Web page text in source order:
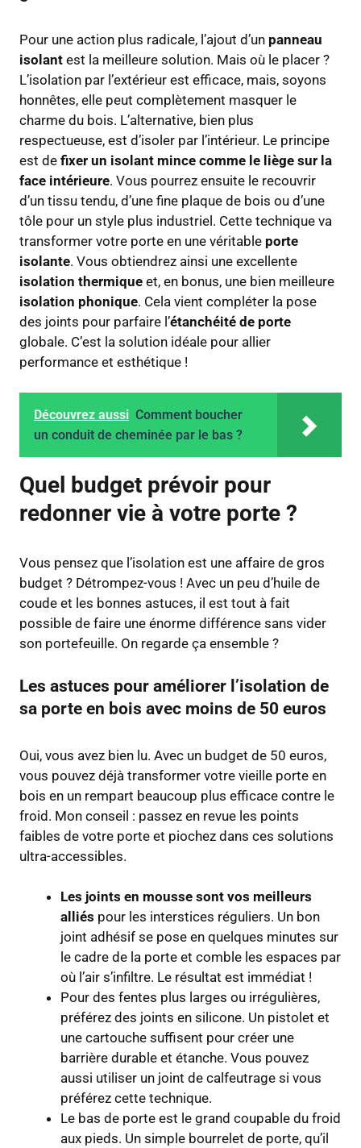
Pour une action plus radicale, l’ajout d’un panneau
isolant est la meilleure solution. Mais où le placer ?
L’isolation par l’extérieur est efficace, mais, soyons
honnêtes, elle peut complètement masquer le
charme du bois. L’alternative, bien plus
respectueuse, est d’isoler par l’intérieur. Le principe
est de fixer un isolant mince comme le liège sur la
face intérieure. Vous pourrez ensuite le recouvrir
d’un tissu tendu, d’une fine plaque de bois ou d’une
tôle pour un style plus industriel. Cette technique va
transformer votre porte en une véritable porte
isolante. Vous obtiendrez ainsi une excellente
isolation thermique et, en bonus, une bien meilleure
isolation phonique. Cela vient compléter la pose
des joints pour parfaire l’étanchéité de porte
globale. C’est la solution idéale pour allier
performance et esthétique !
Découvrez aussi Comment boucher
un conduit de cheminée par le bas ?
Quel budget prévoir pour
redonner vie à votre porte ?
Vous pensez que l’isolation est une affaire de gros
budget ? Détrompez-vous ! Avec un peu d’huile de
coude et les bonnes astuces, il est tout à fait
possible de faire une énorme différence sans vider
son portefeuille. On regarde ça ensemble ?
Les astuces pour améliorer l’isolation de
sa porte en bois avec moins de 50 euros
Oui, vous avez bien lu. Avec un budget de 50 euros,
vous pouvez déjà transformer votre vieille porte en
bois en un rempart beaucoup plus efficace contre le
froid. Mon conseil : passez en revue les points
faibles de votre porte et piochez dans ces solutions
ultra-accessibles.
Les joints en mousse sont vos meilleurs
alliés pour les interstices réguliers. Un bon
joint adhésif se pose en quelques minutes sur
le cadre de la porte et comble les espaces par
où l’air s’infiltre. Le résultat est immédiat !
Pour des fentes plus larges ou irrégulières,
préférez des joints en silicone. Un pistolet et
une cartouche suffisent pour créer une
barrière durable et étanche. Vous pouvez
aussi utiliser un joint de calfeutrage si vous
préférez cette technique.
Le bas de porte est le grand coupable du froid
aux pieds. Un simple bourrelet de porte, qu’il